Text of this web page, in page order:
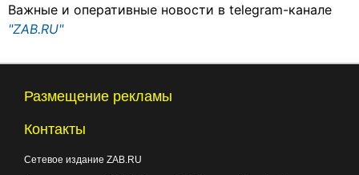
Важные и оперативные новости в telegram-канале
"ZAB.RU"
Размещение рекламы
Контакты
Сетевое издание ZAB.RU